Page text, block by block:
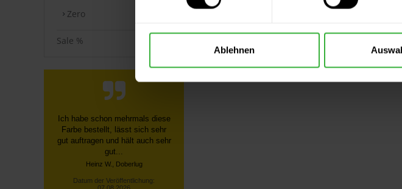
Ablehnen
Zero
Sale %
Schnelle, unkomplizierte
Bestellung über die Homepage,
schnelle Lieferung, gute
Sendungsverfolgung ...
Datum der Veröffentlichung:
07.08.2026
Datum der Kauferfahrung: 27.07.2026